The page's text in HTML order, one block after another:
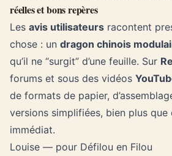
réelles et bons repères
Les avis utilisateurs racontent
chose : un dragon chinois
qu’il ne “surgit” d’une feuille. Sur
forums et sous des vidéos
de formats de papier,
versions simplifiées, bien plus que
immédiat.
Louise — pour Défilou en Filou